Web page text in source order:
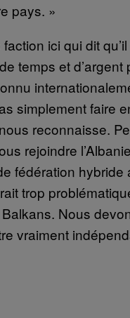
pays. »
ici qui dit
temps et d’argent
simplement faire
nous reconnaisse.
rejoindre
fédération hybride
trop
Nous
vraiment